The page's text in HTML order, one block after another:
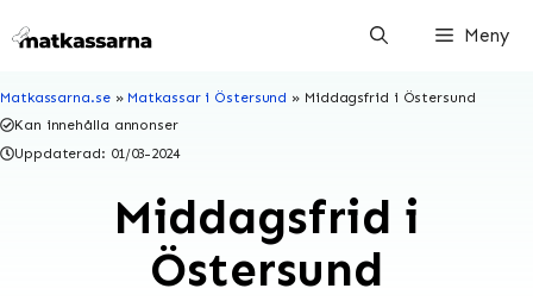
till
Meny
Matkassarna.se» Matkassar i Östersund » Middagsfrid i Östersund
Kan innehålla annonser
Uppdaterad: 01/03-2024
Middagsfrid i
Östersund